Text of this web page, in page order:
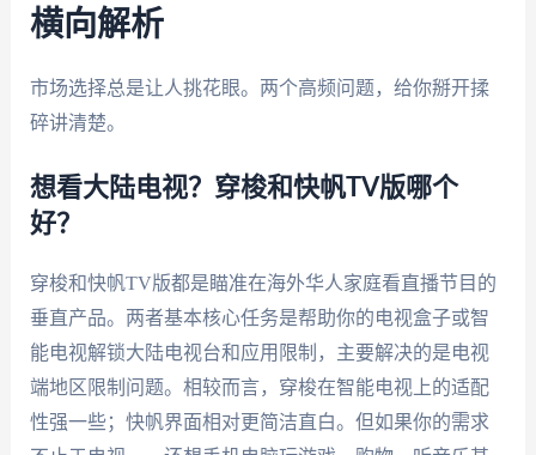
横向解析
市场选择总是让人挑花眼。两个高频问题，给你掰开揉
碎讲清楚。
想看大陆电视？穿梭和快帆TV版哪个
好？
穿梭和快帆TV版都是瞄准在海外华人家庭看直播节目的
垂直产品。两者基本核心任务是帮助你的电视盒子或智
能电视解锁大陆电视台和应用限制，主要解决的是电视
端地区限制问题。相较而言，穿梭在智能电视上的适配
性强一些；快帆界面相对更简洁直白。但如果你的需求